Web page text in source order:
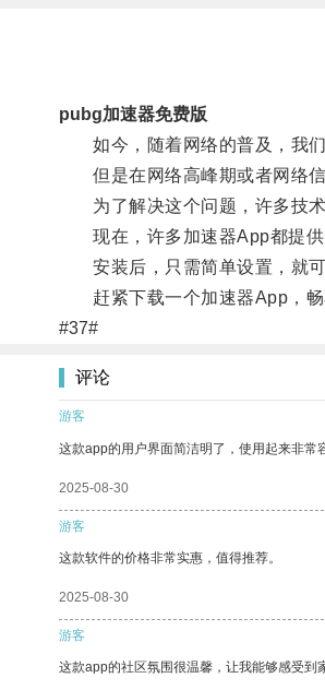
pubg加速器免费版
如今，随着网络的普及，我们
但是在网络高峰期或者网络信
为了解决这个问题，许多技术
现在，许多加速器App都提供
安装后，只需简单设置，就可
赶紧下载一个加速器App，畅
#37#
评论
游客
这款app的用户界面简洁明了，使用起来非常
2025-08-30
游客
这款软件的价格非常实惠，值得推荐。
2025-08-30
游客
这款app的社区氛围很温馨，让我能够感受到